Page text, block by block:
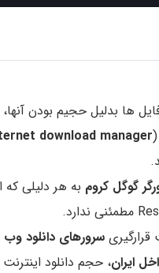
ها بدلیل حجیم بودن آنها،
(
download manager
گوگل کروم به هر دلیلی که
سرورهای دانلود
ایران، حجم دانلود